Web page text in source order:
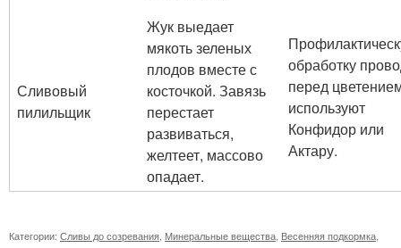
Сливовый
пилильщик
Жук выедает
мякоть зеленых
плодов вместе с
косточкой. Завязь
перестает
развиваться,
желтеет, массово
опадает.
обработку
перед
используют
Конфидор или
Актару.
Категории: Сливы до созревания Минеральные вещества Весенняя подкормка